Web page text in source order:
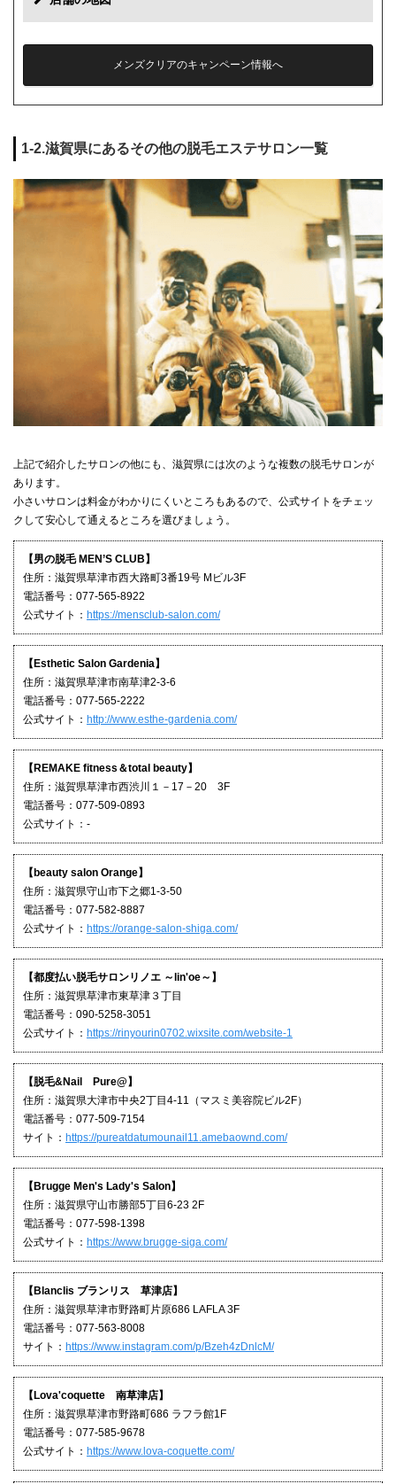
メンズクリアのキャンペーン情報へ
1-2.滋賀県にあるその他の脱毛エステサロン一覧
上記で紹介したサロンの他にも、滋賀県には次のような複数の脱毛サロンが
あります。
小さいサロンは料金がわかりにくいところもあるので、公式サイトをチェッ
クして安心して通えるところを選びましょう。
【男の脱毛 MEN’S CLUB】
住所：滋賀県草津市西大路町3番19号 Mビル3F
電話番号：077-565-8922
公式サイト： https://mensclub-salon.com/
【Esthetic Salon Gardenia】
住所：滋賀県草津市南草津2-3-6
電話番号：077-565-2222
公式サイト： http://www.esthe-gardenia.com/
【REMAKE fitness＆total beauty】
住所：滋賀県草津市西渋川１－17－20 3F
電話番号：077-509-0893
公式サイト：-
【beauty salon Orange】
住所：滋賀県守山市下之郷1-3-50
電話番号：077-582-8887
公式サイト： https://orange-salon-shiga.com/
【都度払い脱毛サロンリノエ ～lin'oe～】
住所：滋賀県草津市東草津３丁目
電話番号：090-5258-3051
公式サイト： https://rinyourin0702.wixsite.com/website-1
【脱毛&Nail Pure@】
住所：滋賀県大津市中央2丁目4-11（マスミ美容院ビル2F）
電話番号：077-509-7154
サイト： https://pureatdatumounail11.amebaownd.com/
【Brugge Men's Lady's Salon】
住所：滋賀県守山市勝部5丁目6-23 2F
電話番号：077-598-1398
公式サイト： https://www.brugge-siga.com/
【Blanclis ブランリス 草津店】
住所：滋賀県草津市野路町片原686 LAFLA 3F
電話番号：077-563-8008
サイト： https://www.instagram.com/p/Bzeh4zDnlcM/
【Lova'coquette 南草津店】
住所：滋賀県草津市野路町686 ラフラ館1F
電話番号：077-585-9678
公式サイト： https://www.lova-coquette.com/